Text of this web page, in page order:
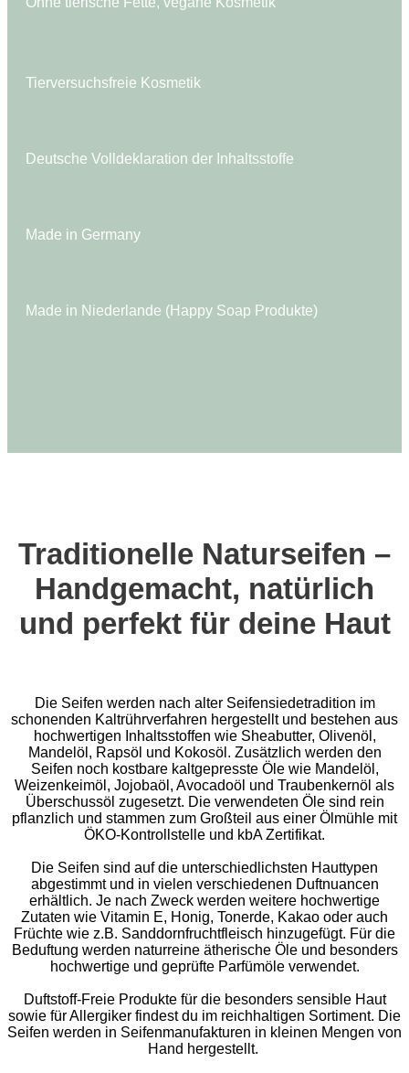
Tierversuchsfreie Kosmetik
Deutsche Volldeklaration der Inhaltsstoffe
Made in Germany
Made in Niederlande (Happy Soap Produkte)
Traditionelle Naturseifen –
Handgemacht, natürlich
und perfekt für deine Haut
Die Seifen werden nach alter Seifensiedetradition im
schonenden Kaltrührverfahren hergestellt und bestehen aus
hochwertigen Inhaltsstoffen wie Sheabutter, Olivenöl,
Mandelöl, Rapsöl und Kokosöl. Zusätzlich werden den
Seifen noch kostbare kaltgepresste Öle wie Mandelöl,
Weizenkeimöl, Jojobaöl, Avocadoöl und Traubenkernöl als
Überschussöl zugesetzt. Die verwendeten Öle sind rein
pflanzlich und stammen zum Großteil aus einer Ölmühle mit
ÖKO-Kontrollstelle und kbA Zertifikat.
Die Seifen sind auf die unterschiedlichsten Hauttypen
abgestimmt und in vielen verschiedenen Duftnuancen
erhältlich. Je nach Zweck werden weitere hochwertige
Zutaten wie Vitamin E, Honig, Tonerde, Kakao oder auch
Früchte wie z.B. Sanddornfruchtfleisch hinzugefügt. Für die
Beduftung werden naturreine ätherische Öle und besonders
hochwertige und geprüfte Parfümöle verwendet.
Duftstoff-Freie Produkte für die besonders sensible Haut
sowie für Allergiker findest du im reichhaltigen Sortiment. Die
Seifen werden in Seifenmanufakturen in kleinen Mengen von
Hand hergestellt.